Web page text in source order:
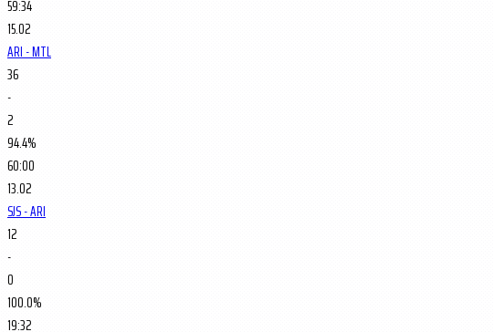
59:34
15.02
ARI - MTL
36
-
2
94.4%
60:00
13.02
SJS - ARI
12
-
0
100.0%
19:32